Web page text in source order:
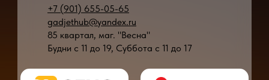
+7 (901) 655-05-65
gadjethub@yandex.ru
85 квартал, маг. "Весна"
Будни с 11 до 19, Суббота с 11 до 17
* - время ремонта может меняться в зависимости от модели устройства и